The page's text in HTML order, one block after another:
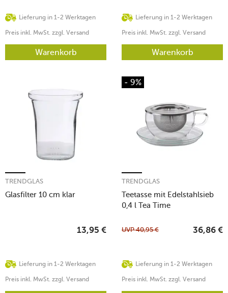
Lieferung in 1-2 Werktagen
Preis inkl. MwSt. zzgl. Versand
Warenkorb
Lieferung in 1-2 Werktagen
Preis inkl. MwSt. zzgl. Versand
Warenkorb
Glasfilter 10 cm klar
TRENDGLAS
Lieferung in 1-2 Werktagen
13,95 €
Preis inkl. MwSt. zzgl. Versand
- 9%
Teetasse mit Edelstahlsieb
0,4 l Tea Time
TRENDGLAS
Lieferung in 1-2 Werktagen
UVP40,95 € 36,86 €
Preis inkl. MwSt. zzgl. Versand